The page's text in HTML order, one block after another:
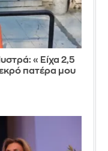
«Είχα 2,5
πατέρα μου